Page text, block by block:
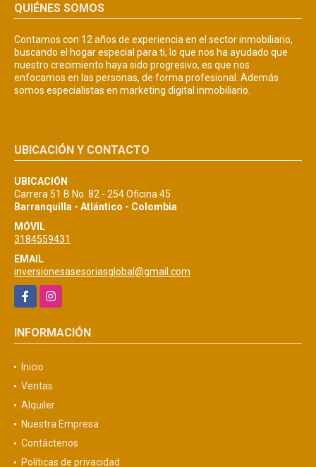
QUIÉNES SOMOS
Contamos con 12 años de experiencia en el sector inmobiliario,
buscando el hogar especial para ti, lo que nos ha ayudado que
nuestro crecimiento haya sido progresivo, es que nos
enfocamos en las personas, de forma profesional. Además
somos especialistas en marketing digital inmobiliario.
UBICACIÓN Y CONTACTO
UBICACIÓN
Carrera 51 B No. 82 - 254 Oficina 45
Barranquilla - Atlántico - Colombia
MÓVIL
3184559431
EMAIL
inversionesasesoriasglobal@gmail.com
FacebookInstagram
INFORMACIÓN
Inicio
Ventas
Alquiler
Nuestra Empresa
Contáctenos
Políticas de privacidad